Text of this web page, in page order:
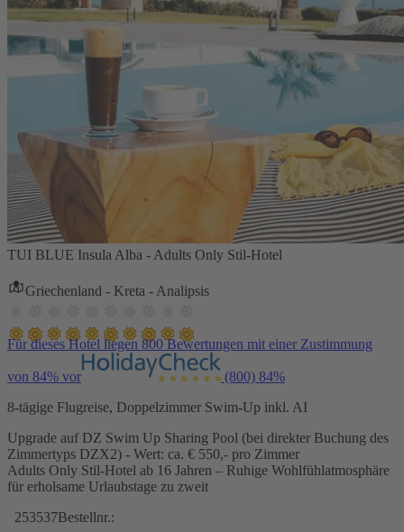
TUI BLUE Insula Alba - Adults Only Stil-Hotel
Griechenland - Kreta - Analipsis
Für dieses Hotel liegen 800 Bewertungen mit einer Zustimmung
von 84% vor (800) 84%
8-tägige Flugreise, Doppelzimmer Swim-Up inkl. AI
Upgrade auf DZ Swim Up Sharing Pool (bei direkter Buchung des
Zimmertyps DZX2) - Wert: ca. € 550,- pro Zimmer
Adults Only Stil-Hotel ab 16 Jahren – Ruhige Wohlfühlatmosphäre
für erholsame Urlaubstage zu zweit
253537Bestellnr.: